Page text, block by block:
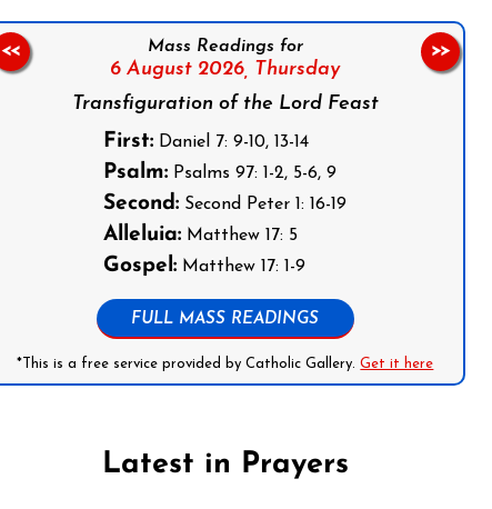
Mass Readings for
6 August 2026, Thursday
Transfiguration of the Lord Feast
First: Daniel 7: 9-10, 13-14
Psalm: Psalms 97: 1-2, 5-6, 9
Second: Second Peter 1: 16-19
Alleluia: Matthew 17: 5
Gospel: Matthew 17: 1-9
FULL MASS READINGS
*This is a free service provided by Catholic Gallery.Get it here
<< >>
Latest in Prayers